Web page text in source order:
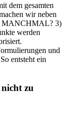
dem gesamten
wir neben
MANCHMAL? 3)
werden
und
entsteht ein
zu